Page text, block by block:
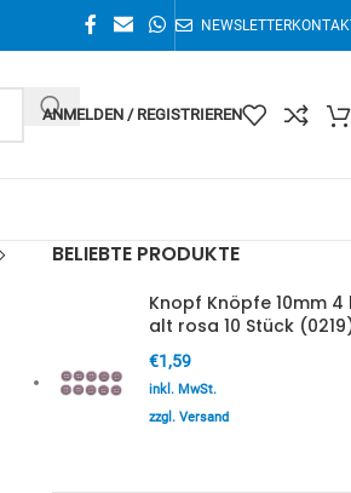
NEWSLETTER
ANMELDEN / REGISTRIEREN
BELIEBTE PRODUKTE
Knopf Knöpfe 10mm 4
alt rosa 10 Stück
€1,59
inkl. MwSt.
zzgl. Versand